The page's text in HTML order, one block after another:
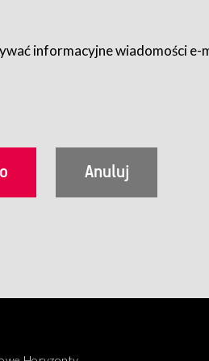
rozpoczęciem korzystania z
wszystkich aplikacji Serwisu może być
informacyjne wiadomości e-